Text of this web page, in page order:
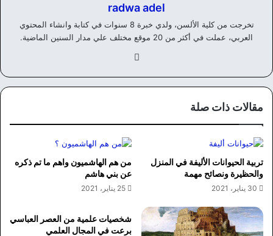
radwa adel
تخرجت من كلية الألسن، ولدي خبرة 8 سنوات في كتابة وانشاء المحتوي
العربي، عملت في أكثر من 20 موقع مختلف علي مدار السنين الماضية.
وك
مقالات ذات صلة
تربية الحيوانات الأليفة في المنزل
والحظيرة ونصائح مهمة
30 يناير، 2021
من هم الهاشميون واهم ما تم ذكره
عن بني هاشم
25 يناير، 2021
شخصيات علمية من العصر العباسي
برعت في المجال العلمي